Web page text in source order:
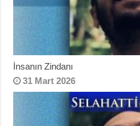
İnsanın Zindanı
31 Mart 2026